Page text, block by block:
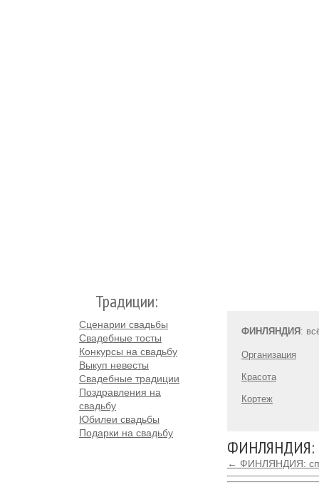
Традиции:
Сценарии свадьбы
Свадебные тосты
Конкурсы на свадьбу
Выкуп невесты
Свадебные традиции
Поздравления на
свадьбу
Юбилеи свадьбы
Подарки на свадьбу
ФИНЛЯНДИЯ :
Организация
Красота
Кортеж
ФИНЛЯНДИЯ:
← ФИНЛЯНДИЯ: